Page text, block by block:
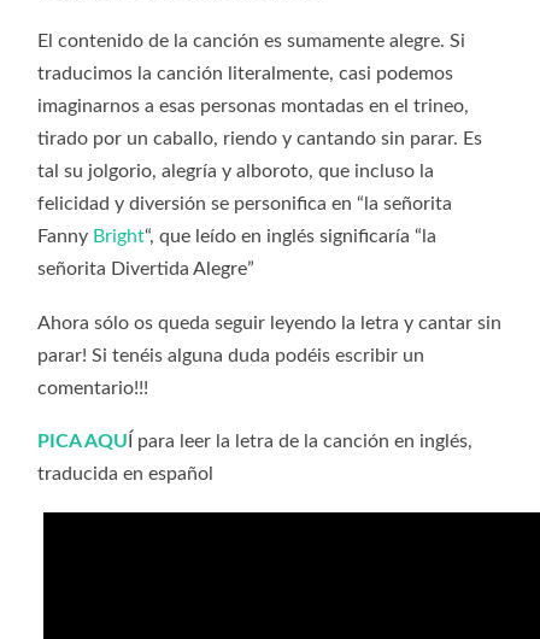
El contenido de la canción es sumamente alegre. Si
traducimos la canción literalmente, casi podemos
imaginarnos a esas personas montadas en el trineo,
tirado por un caballo, riendo y cantando sin parar. Es
tal su jolgorio, alegría y alboroto, que incluso la
felicidad y diversión se personifica en “la señorita
Fanny Bright“, que leído en inglés significaría “la
señorita Divertida Alegre”
Ahora sólo os queda seguir leyendo la letra y cantar sin
parar! Si tenéis alguna duda podéis escribir un
comentario!!!
PICA AQU Í para leer la letra de la canción en inglés,
traducida en español